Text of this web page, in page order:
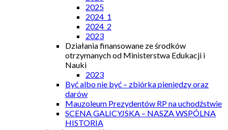
2025
2024_1
2024_2
2023
Działania finansowane ze środków
otrzymanych od Ministerstwa Edukacji i
Nauki
2023
Być albo nie być – zbiórka pieniędzy oraz
darów
Mauzoleum Prezydentów RP na uchodźstwie
SCENA GALICYJSKA – NASZA WSPÓLNA
HISTORIA